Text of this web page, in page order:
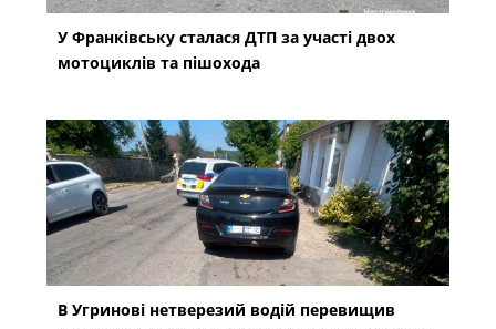
У Франківську сталася ДТП за участі двох
мотоциклів та пішохода
В Угринові нетверезий водій перевищив